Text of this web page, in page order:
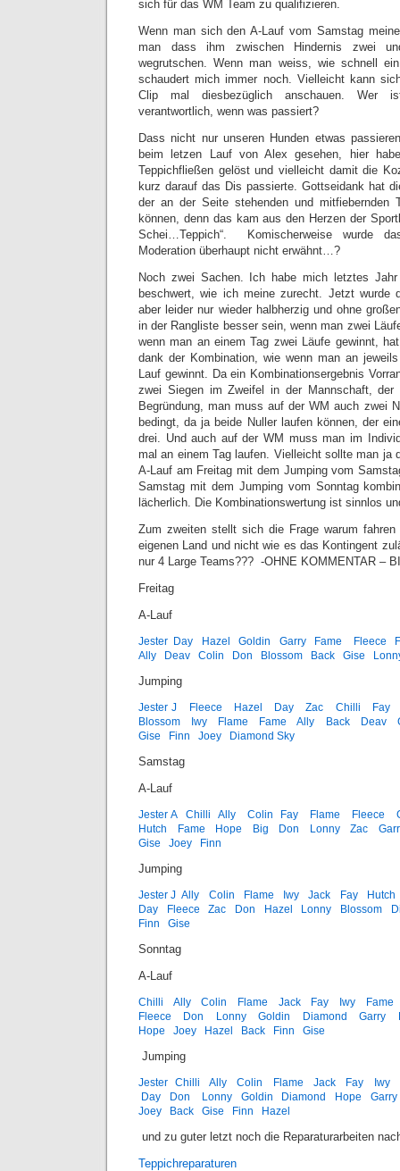
sich für das WM Team zu qualifizieren.
Wenn man sich den A-Lauf vom Samstag
man dass ihm zwischen Hindernis zwei
wegrutschen. Wenn man weiss, wie schnell
schaudert mich immer noch. Vielleicht kann
Clip mal diesbezüglich anschauen. Wer
verantwortlich, wenn was passiert?
Dass nicht nur unseren Hunden etwas
beim letzen Lauf von Alex gesehen, hier
Teppichfließen gelöst und vielleicht damit die
kurz darauf das Dis passierte. Gottseidank hat
der an der Seite stehenden und mitfiebernden
können, denn das kam aus den Herzen der
Schei…Teppich“. Komischerweise wurde
Moderation überhaupt nicht erwähnt…?
Noch zwei Sachen. Ich habe mich letztes
beschwert, wie ich meine zurecht. Jetzt wurde
aber leider nur wieder halbherzig und ohne
in der Rangliste besser sein, wenn man zwei
wenn man an einem Tag zwei Läufe gewinnt,
dank der Kombination, wie wenn man an
Lauf gewinnt. Da ein Kombinationsergebnis
zwei Siegen im Zweifel in der Mannschaft,
Begründung, man muss auf der WM auch zwei
bedingt, da ja beide Nuller laufen können, der
drei. Und auch auf der WM muss man im
mal an einem Tag laufen. Vielleicht sollte man ja
A-Lauf am Freitag mit dem Jumping vom
Samstag mit dem Jumping vom Sonntag
lächerlich. Die Kombinationswertung ist sinnlos
Zum zweiten stellt sich die Frage warum
eigenen Land und nicht wie es das Kontingent
nur 4 Large Teams??? -OHNE KOMMENTAR –
Freitag
A-Lauf
Jester Day Hazel Goldin Garry Fame Fleece
Ally
Deav Colin Don Blossom Back Gise
Jumping
Jester J Fleece Hazel Day Zac Chilli
Fay
Blossom
Iwy Flame Fame Ally Back Deav
Gise
Finn Joey Diamond Sky
Samstag
A-Lauf
Jester A Chilli Ally Colin Fay Flame Fleece
Hutch
Fame Hope Big Don Lonny Zac
Gise
Joey Finn
Jumping
Jester J Ally Colin Flame Iwy Jack Fay
Hutch
Day
Fleece Zac Don Hazel Lonny Blossom
Finn
Gise
Sonntag
A-Lauf
Chilli Ally Colin Flame Jack Fay Iwy
Fame
Fleece
Don Lonny Goldin Diamond Garry
Hope
Joey Hazel Back Finn Gise
Jumping
Jester Chilli Ally Colin Flame Jack Fay Iwy
Day
Don Lonny Goldin Diamond Hope
Garry
Joey
Back Gise Finn Hazel
und zu guter letzt noch die Reparaturarbeiten
Teppichreparaturen